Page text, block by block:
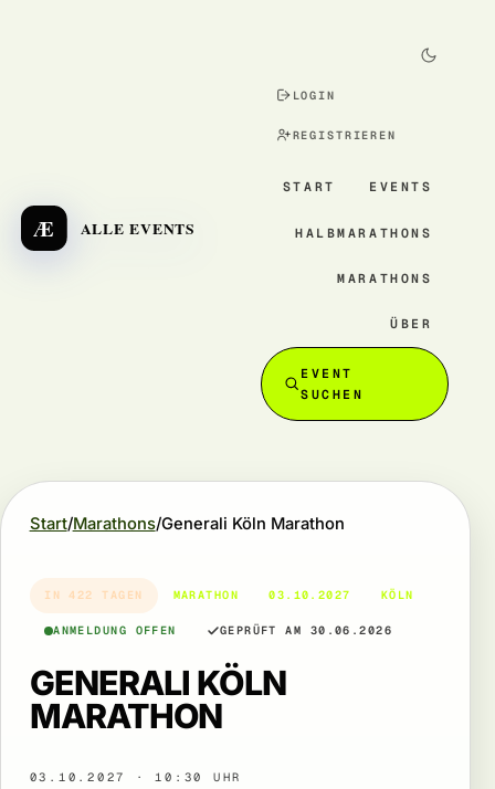
Æ ALLE EVENTS
LOGIN
REGISTRIEREN
START EVENTS
HALBMARATHONS
MARATHONS
ÜBER
EVENT
SUCHEN
Start Marathons Generali Köln Marathon
IN 422 TAGEN MARATHON 03.10.2027 KÖLN
ANMELDUNG OFFEN GEPRÜFT AM 30.06.2026
GENERALI KÖLN
MARATHON
03.10.2027 · 10:30 UHR